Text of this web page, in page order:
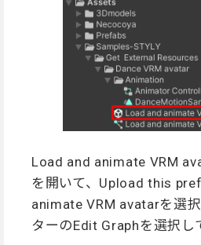
Load and animate VRM
を開いて、Upload this
animate VRM avatarを選
ターのEdit Graphを選択し